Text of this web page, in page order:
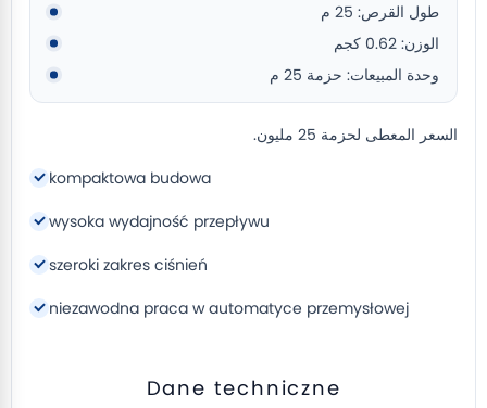
طول القرص: 25 م
الوزن: 0.62 كجم
وحدة المبيعات: حزمة 25 م
السعر المعطى لحزمة 25 مليون.
kompaktowa budowa
wysoka wydajność przepływu
szeroki zakres ciśnień
niezawodna praca w automatyce przemysłowej
Dane techniczne